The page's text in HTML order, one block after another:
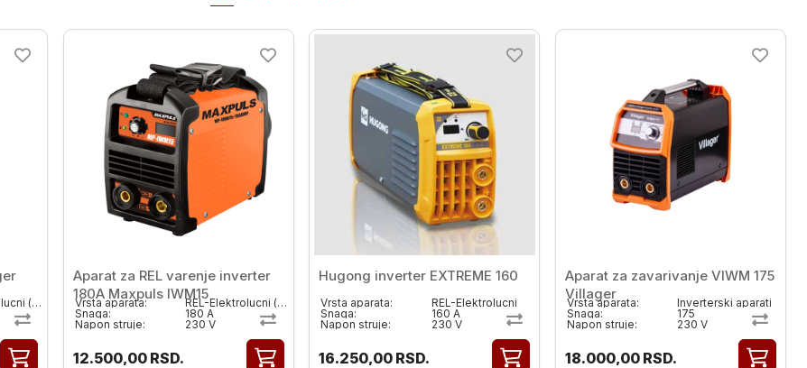
REL-Elektrolucni ( MMA)
Aparat za REL varenje inverter
180A Maxpuls IWM15
Vrsta aparata:
REL-Elektrolucni ( MMA)
Snaga:
180 A
Napon struje:
230 V
12.500,00 RSD.
Hugong inverter EXTREME 160
Vrsta aparata:
REL-Elektrolucni
Snaga:
160 A
Napon struje:
230 V
16.250,00 RSD.
Aparat za zavarivanje VIWM 175
Villager
Vrsta aparata:
Inverterski aparati
Snaga:
175
Napon struje:
230 V
18.000,00 RSD.